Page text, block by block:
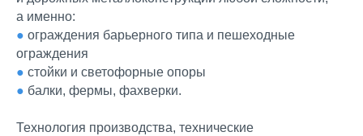
а именно:
● ограждения барьерного типа и пешеходные
ограждения
● стойки и светофорные опоры
● балки, фермы, фахверки.
Технология производства, технические